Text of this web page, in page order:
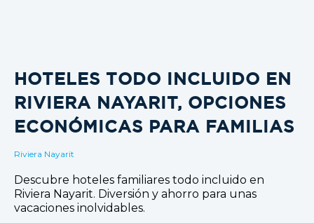
HOTELES TODO INCLUIDO EN
RIVIERA NAYARIT, OPCIONES
ECONÓMICAS PARA FAMILIAS
Riviera Nayarit
Descubre hoteles familiares todo incluido en
Riviera Nayarit. Diversión y ahorro para unas
vacaciones inolvidables.